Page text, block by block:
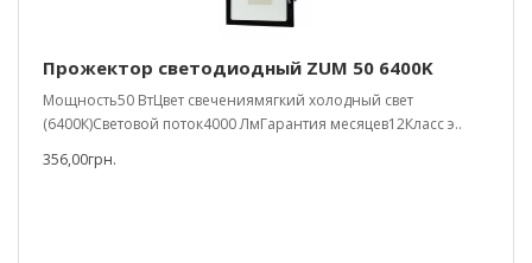
Прожектор светодиодный ZUM 50 6400K
Мощность50 ВтЦвет свечениямягкий холодный свет
(6400К)Световой поток4000 ЛмГарантия месяцев12Класс э..
356,00грн.